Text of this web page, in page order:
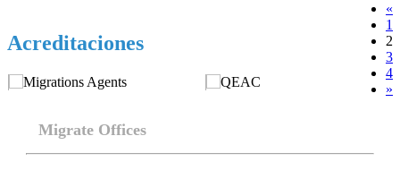
«
1
2
3
4
»
Acreditaciones
Migrate Offices